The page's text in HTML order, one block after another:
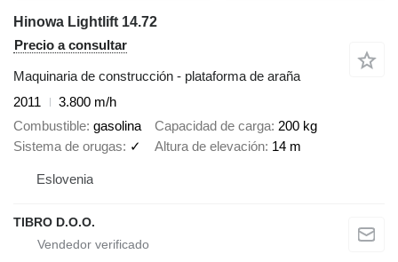
Hinowa Lightlift 14.72
Precio a consultar
Maquinaria de construcción - plataforma de araña
2011
3.800 m/h
Combustible gasolina Capacidad de carga 200 kg
Sistema de orugas
✓ Altura de elevación 14 m
Eslovenia
TIBRO D.O.O.